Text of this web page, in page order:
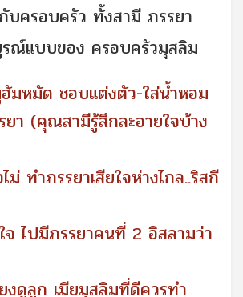
บครอบครัว ทั้งสามี ภรรยา
ณ์แบบของ ครอบครัวมุสลิม
มหมัด ชอบแต่งตัว-ใส่น้ำหอม
ยา (คุณสามีรู้สึกละอายใจบ้าง
ม่ ทำภรรยาเสียใจห่างไกล..ริสกี
จ ไปมีภรรยาคนที่ 2 อิสลามว่า
งดูลูก เมียมุสลิมที่ดีควรทำ